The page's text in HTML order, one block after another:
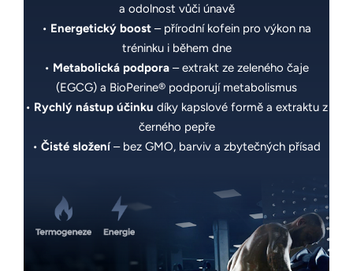
a odolnost vůči únavě
• Energetický boost – přírodní kofein pro výkon na
tréninku i během dne
• Metabolická podpora – extrakt ze zeleného čaje
(EGCG) a BioPerine® podporují metabolismus
• Rychlý nástup účinku díky kapslové formě a extraktu z
černého pepře
• Čisté složení– bez GMO, barviv a zbytečných přísad